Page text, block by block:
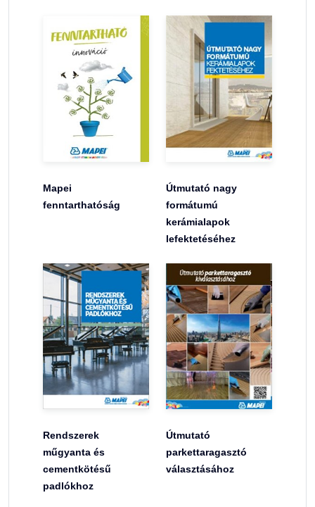
Mapei
fenntarthatóság
Útmutató nagy
formátumú
kerámialapok
lefektetéséhez
Rendszerek
műgyanta és
cementkötésű
padlókhoz
Útmutató
parkettaragasztó
választásához